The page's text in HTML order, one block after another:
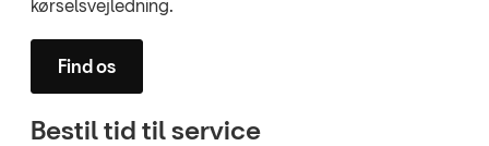
kørselsvejledning.
Find os
Bestil tid til service